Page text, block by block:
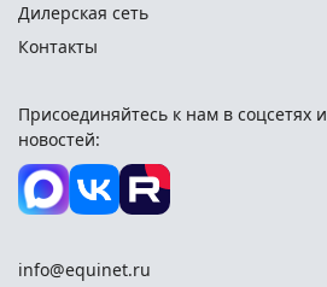
Дилерская сеть
Контакты
Присоединяйтесь к нам в соцсетях и
новостей:
info@equinet.ru